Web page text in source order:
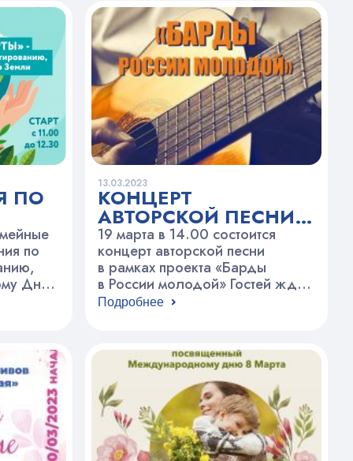
ПО
по
Дню
13.03.2023
КОНЦЕРТ
АВТОРСКОЙ ПЕСНИ
«БАРДЫ РОССИИ
МОЛОДОЙ»
19 марта в 14.00 состоится
концерт авторской песни
в рамках проекта «Барды
в России молодой» Гостей ждет
юбилейный концерт Розы
Игоря Сидорова, а также
музыкальные композиции
Ю. Визбора, Б. Окуджавы,
А. Якушевой, А. Городницкого,
Ю. Кима и других. Ждем всех
по адресу: Проспект Мира,
д.43
Подробнее